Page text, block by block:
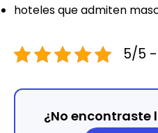
hoteles que admiten
5/5
¿No encontraste